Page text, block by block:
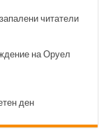
читатели
на Оруел
ден